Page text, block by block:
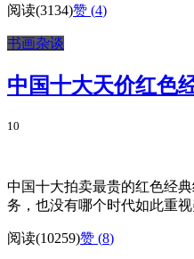
阅读(3134)赞 (4)
书画杂谈
中国十大天价红色
10
中国十大拍卖最贵的红色经
务，也没有哪个时代如此重
阅读(10259)赞 (8)